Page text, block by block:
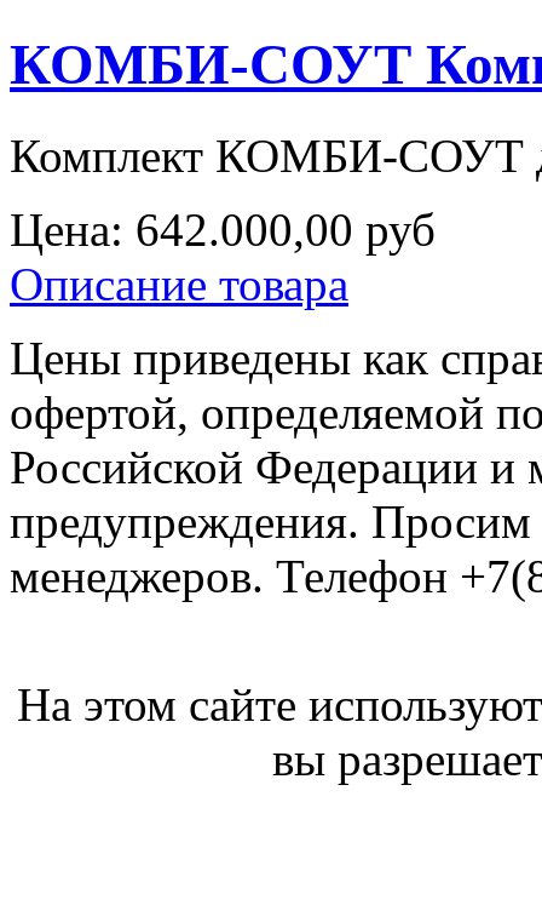
КОМБИ-СОУТ
Комплект КОМБИ-СОУТ
Цена: 642.000,00 руб
Описание товара
Цены приведены как
офертой, определяемой
Российской Федерации и
предупреждения. Просим
менеджеров. Телефон
На этом сайте
вы